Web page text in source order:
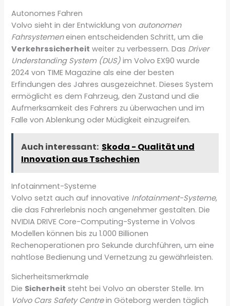
Autonomes Fahren
Volvo sieht in der Entwicklung von autonomen
Fahrsystemeneinen entscheidenden Schritt, um die
Verkehrssicherheit weiter zu verbessern. Das Driver
Understanding System (DUS) im Volvo EX90 wurde
2024 von TIME Magazine als eine der besten
Erfindungen des Jahres ausgezeichnet. Dieses System
ermöglicht es dem Fahrzeug, den Zustand und die
Aufmerksamkeit des Fahrers zu überwachen und im
Falle von Ablenkung oder Müdigkeit einzugreifen.
Auch interessant: Skoda - Qualität und
Innovation aus Tschechien
Infotainment-Systeme
Volvo setzt auch auf innovative Infotainment-Systeme,
die das Fahrerlebnis noch angenehmer gestalten. Die
NVIDIA DRIVE Core-Computing-Systeme in Volvos
Modellen können bis zu 1.000 Billionen
Rechenoperationen pro Sekunde durchführen, um eine
nahtlose Bedienung und Vernetzung zu gewährleisten.
Sicherheitsmerkmale
Die Sicherheit steht bei Volvo an oberster Stelle. Im
Volvo Cars Safety Centrein Göteborg werden täglich